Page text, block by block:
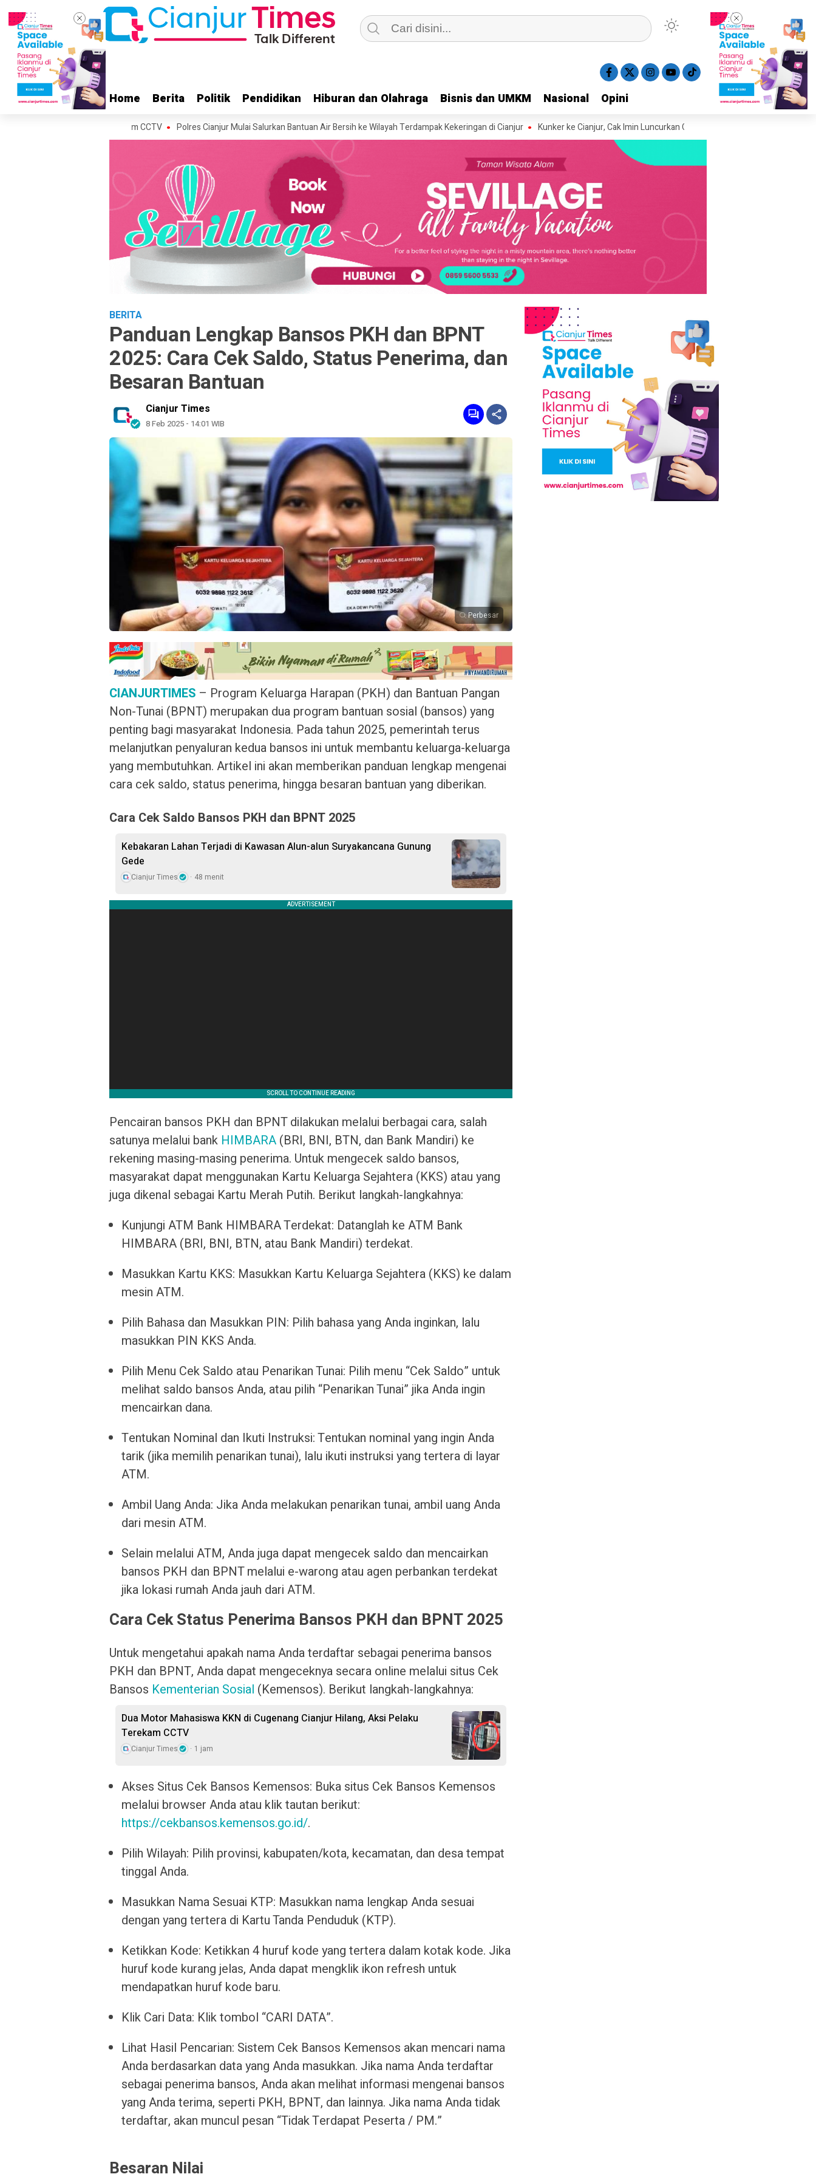
Home Berita Politik Pendidikan Hiburan dan Olahraga Bisnis dan UMKM Nasional Opini
Home Berita Politik Pendidikan Hiburan dan Olahraga Bisnis dan UMKM Nasional Opini
Polres Cianjur Mulai Salurkan Bantuan Air Bersih ke Wilayah Terdampak Kekeringan di Cianjur Kunker ke Cianjur, Cak Imin Luncurkan Gerakan 10 Ribu MCK dan Lepas 357 PMI
BERITA
Panduan Lengkap Bansos PKH dan BPNT
2025: Cara Cek Saldo, Status Penerima, dan
Besaran Bantuan
Cianjur Times
8 Feb 2025 - 14:01 WIB
Perbesar
CIANJURTIMES – Program Keluarga Harapan (PKH) dan Bantuan Pangan
Non-Tunai (BPNT) merupakan dua program bantuan sosial (bansos) yang
penting bagi masyarakat Indonesia. Pada tahun 2025, pemerintah terus
melanjutkan penyaluran kedua bansos ini untuk membantu keluarga-keluarga
yang membutuhkan. Artikel ini akan memberikan panduan lengkap mengenai
cara cek saldo, status penerima, hingga besaran bantuan yang diberikan.
Cara Cek Saldo Bansos PKH dan BPNT 2025
Kebakaran Lahan Terjadi di Kawasan Alun-alun Suryakancana Gunung
Gede
Cianjur Times 48 menit
Pencairan bansos PKH dan BPNT dilakukan melalui berbagai cara, salah
satunya melalui bank HIMBARA (BRI, BNI, BTN, dan Bank Mandiri) ke
rekening masing-masing penerima. Untuk mengecek saldo bansos,
masyarakat dapat menggunakan Kartu Keluarga Sejahtera (KKS) atau yang
juga dikenal sebagai Kartu Merah Putih. Berikut langkah-langkahnya:
Kunjungi ATM Bank HIMBARA Terdekat: Datanglah ke ATM Bank
HIMBARA (BRI, BNI, BTN, atau Bank Mandiri) terdekat.
Masukkan Kartu KKS: Masukkan Kartu Keluarga Sejahtera (KKS) ke dalam
mesin ATM.
Pilih Bahasa dan Masukkan PIN: Pilih bahasa yang Anda inginkan, lalu
masukkan PIN KKS Anda.
Pilih Menu Cek Saldo atau Penarikan Tunai: Pilih menu “Cek Saldo” untuk
melihat saldo bansos Anda, atau pilih “Penarikan Tunai” jika Anda ingin
mencairkan dana.
Tentukan Nominal dan Ikuti Instruksi: Tentukan nominal yang ingin Anda
tarik (jika memilih penarikan tunai), lalu ikuti instruksi yang tertera di layar
ATM.
Ambil Uang Anda: Jika Anda melakukan penarikan tunai, ambil uang Anda
dari mesin ATM.
Selain melalui ATM, Anda juga dapat mengecek saldo dan mencairkan
bansos PKH dan BPNT melalui e-warong atau agen perbankan terdekat
jika lokasi rumah Anda jauh dari ATM.
Cara Cek Status Penerima Bansos PKH dan BPNT 2025
Untuk mengetahui apakah nama Anda terdaftar sebagai penerima bansos
PKH dan BPNT, Anda dapat mengeceknya secara online melalui situs Cek
Bansos Kementerian Sosial (Kemensos). Berikut langkah-langkahnya:
Dua Motor Mahasiswa KKN di Cugenang Cianjur Hilang, Aksi Pelaku
Terekam CCTV
Cianjur Times 1 jam
Akses Situs Cek Bansos Kemensos: Buka situs Cek Bansos Kemensos
melalui browser Anda atau klik tautan berikut:
https://cekbansos.kemensos.go.id/.
Pilih Wilayah: Pilih provinsi, kabupaten/kota, kecamatan, dan desa tempat
tinggal Anda.
Masukkan Nama Sesuai KTP: Masukkan nama lengkap Anda sesuai
dengan yang tertera di Kartu Tanda Penduduk (KTP).
Ketikkan Kode: Ketikkan 4 huruf kode yang tertera dalam kotak kode. Jika
huruf kode kurang jelas, Anda dapat mengklik ikon refresh untuk
mendapatkan huruf kode baru.
Klik Cari Data: Klik tombol “CARI DATA”.
Lihat Hasil Pencarian: Sistem Cek Bansos Kemensos akan mencari nama
Anda berdasarkan data yang Anda masukkan. Jika nama Anda terdaftar
sebagai penerima bansos, Anda akan melihat informasi mengenai bansos
yang Anda terima, seperti PKH, BPNT, dan lainnya. Jika nama Anda tidak
terdaftar, akan muncul pesan “Tidak Terdapat Peserta / PM.”
Besaran Nilai